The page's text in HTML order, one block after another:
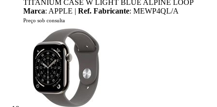
TITANIUM CASE W LIGHT BLUE ALPINE LOOP
Marca: APPLE | Ref. Fabricante: MEWP4QL/A
Preço sob consulta